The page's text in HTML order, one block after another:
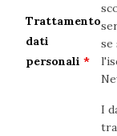
Trattamento
dati
personali *
se
I